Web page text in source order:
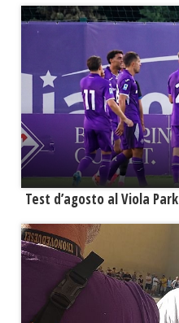
Test d’agosto al Viola